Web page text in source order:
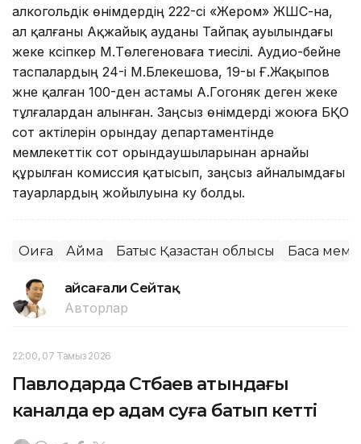
алкогольдік өнімдердің 222-сі «Жером» ЖШС-на,
ал қалғаны Ақжайық ауданы Тайпақ ауылындағы
жеке кәсіпкер М.Төлегеноваға тиесілі. Аудио-бейне
таспалардың 24-і М.Блекешова, 19-ы Ғ.Жақыпов
және қалған 100-ден астамы А.Гогоняк деген жеке
тұлғалардан алынған. Заңсыз өнімдерді жоюға БҚО
сот актілерін орындау департаментінде
мемлекеттік сот орындаушыларынан арнайы
құрылған комиссия қатысып, заңсыз айналымдағы
тауарлардың жойылуына куә болды.
Оқиға Аймақ Батыс Қазақстан облысы Басқа
Ғайсағали Сейтақ
Авторлар
22:00, 07 Тамыз 2026
Павлодарда Сәтбаев атындағы
каналда ер адам суға батып кетті